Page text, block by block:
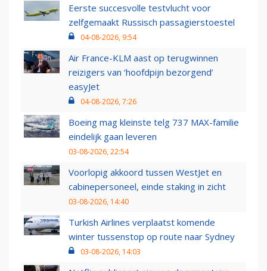
Eerste succesvolle testvlucht voor
zelfgemaakt Russisch passagierstoestel
04-08-2026, 9:54
Air France-KLM aast op terugwinnen
reizigers van ‘hoofdpijn bezorgend’
easyJet
04-08-2026, 7:26
Boeing mag kleinste telg 737 MAX-familie
eindelijk gaan leveren
03-08-2026, 22:54
Voorlopig akkoord tussen WestJet en
cabinepersoneel, einde staking in zicht
03-08-2026, 14:40
Turkish Airlines verplaatst komende
winter tussenstop op route naar Sydney
03-08-2026, 14:03